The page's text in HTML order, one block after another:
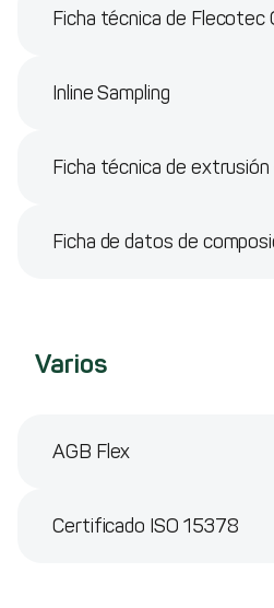
Ficha técnica de Flecotec
Inline Sampling
Ficha técnica de
Ficha de datos de
Varios
AGB Flex
Certificado ISO 15378